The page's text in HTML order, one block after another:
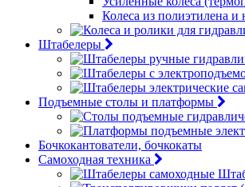
Колеса из полиэтилена и
Штабелеры
Подъемные столы и платформы
Бочкокантователи, бочкокаты
Самоходная техника